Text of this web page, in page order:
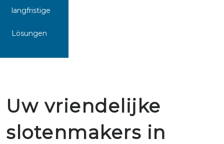
langfristige
Lösungen
Uw vriendelijke
slotenmakers in